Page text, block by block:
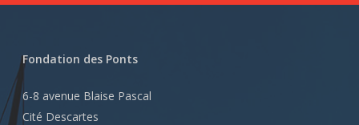
Fondation des Ponts
6-8 avenue Blaise Pascal
Cité Descartes